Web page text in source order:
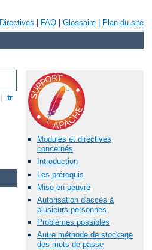
Directives FAQ Glossaire Plan du site
tr
Modules et directives
concernés
Introduction
Les prérequis
Mise en oeuvre
Autorisation d'accès à
plusieurs personnes
Problèmes possibles
Autre méthode de stockage
des mots de passe